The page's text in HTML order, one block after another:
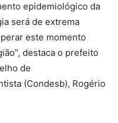
epidemiológico da
será de extrema
este momento
destaca o prefeito
de
(Condesb), Rogério